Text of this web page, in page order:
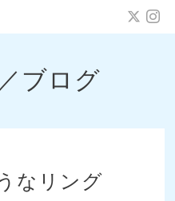
ブログ
なリング